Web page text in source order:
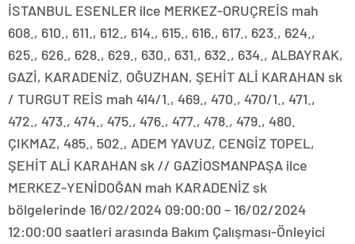
İSTANBUL ESENLER ilce MERKEZ-ORUÇREİS mah
608., 610., 611., 612., 614., 615., 616., 617., 623., 624.,
625., 626., 628., 629., 630., 631., 632., 634., ALBAYRAK,
GAZİ, KARADENİZ, OĞUZHAN, ŞEHİT ALİ KARAHAN sk
/ TURGUT REİS mah 414/1., 469., 470., 470/1., 471.,
472., 473., 474., 475., 476., 477., 478., 479., 480.
ÇIKMAZ, 485., 502., ADEM YAVUZ, CENGİZ TOPEL,
ŞEHİT ALİ KARAHAN sk // GAZİOSMANPAŞA ilce
MERKEZ-YENİDOĞAN mah KARADENİZ sk
bölgelerinde 16/02/2024 09:00:00 – 16/02/2024
12:00:00 saatleri arasında Bakım Çalışması-Önleyici